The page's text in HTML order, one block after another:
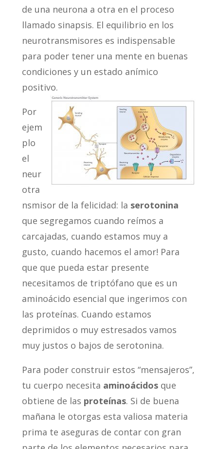
de una neurona a otra en el proceso
llamado sinapsis. El equilibrio en los
neurotransmisores es indispensable
para poder tener una mente en buenas
condiciones y un estado anímico
positivo.
Por
ejem
plo
el
neur
otra
nsmisor de la felicidad: la serotonina
que segregamos cuando reímos a
carcajadas, cuando estamos muy a
gusto, cuando hacemos el amor! Para
que que pueda estar presente
necesitamos de triptófano que es un
aminoácido esencial que ingerimos con
las proteínas. Cuando estamos
deprimidos o muy estresados vamos
muy justos o bajos de serotonina.
Para poder construir estos “mensajeros”,
tu cuerpo necesita aminoácidosque
obtiene de las proteínas. Si de buena
mañana le otorgas esta valiosa materia
prima te aseguras de contar con gran